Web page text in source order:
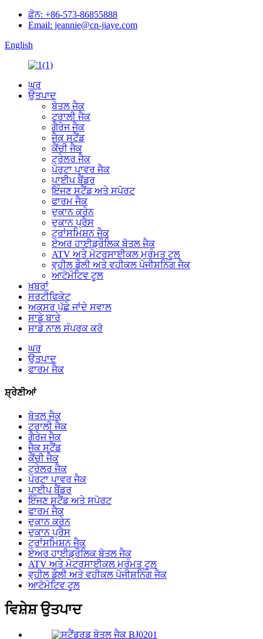
ਫ਼ੋਨ: +86-573-86855888
Email: jeannie@cn-jiaye.com
English
ਘਰ
ਉਤਪਾਦ
ਬੋਤਲ ਜੈਕ
ਟਰਾਲੀ ਜੈਕ
ਗੈਰੇਜ ਜੈਕ
ਜੈਕ ਸਟੈਂਡ
ਕੈਂਚੀ ਜੈਕ
ਟ੍ਰੇਲਰ ਜੈਕ
ਪੋਰਟਾ ਪਾਵਰ ਜੈਕ
ਪਾਈਪ ਬੈਂਡਰ
ਇੰਜਣ ਸਟੈਂਡ ਅਤੇ ਸਪੋਰਟ
ਫਾਰਮ ਜੈਕ
ਦੁਕਾਨ ਕਰੇਨ
ਦੁਕਾਨ ਪ੍ਰੈਸ
ਟ੍ਰਾਂਸਮਿਸ਼ਨ ਜੈਕ
ਏਅਰ ਹਾਈਡ੍ਰੌਲਿਕ ਬੋਤਲ ਜੈਕ
ATV ਅਤੇ ਮੋਟਰਸਾਈਕਲ ਮੁਰੰਮਤ ਟੂਲ
ਵ੍ਹੀਲ ਡੌਲੀ ਅਤੇ ਵਹੀਕਲ ਪੋਜੀਸ਼ਨਿੰਗ ਜੈਕ
ਆਟੋਮੋਟਿਵ ਟੂਲ
ਖ਼ਬਰਾਂ
ਸਰਟੀਫਿਕੇਟ
ਅਕਸਰ ਪੁੱਛੇ ਜਾਂਦੇ ਸਵਾਲ
ਸਾਡੇ ਬਾਰੇ
ਸਾਡੇ ਨਾਲ ਸੰਪਰਕ ਕਰੋ
ਘਰ
ਉਤਪਾਦ
ਫਾਰਮ ਜੈਕ
ਸ਼੍ਰੇਣੀਆਂ
ਬੋਤਲ ਜੈਕ
ਟਰਾਲੀ ਜੈਕ
ਗੈਰੇਜ ਜੈਕ
ਜੈਕ ਸਟੈਂਡ
ਕੈਂਚੀ ਜੈਕ
ਟ੍ਰੇਲਰ ਜੈਕ
ਪੋਰਟਾ ਪਾਵਰ ਜੈਕ
ਪਾਈਪ ਬੈਂਡਰ
ਇੰਜਣ ਸਟੈਂਡ ਅਤੇ ਸਪੋਰਟ
ਫਾਰਮ ਜੈਕ
ਦੁਕਾਨ ਕਰੇਨ
ਦੁਕਾਨ ਪ੍ਰੈਸ
ਟ੍ਰਾਂਸਮਿਸ਼ਨ ਜੈਕ
ਏਅਰ ਹਾਈਡ੍ਰੌਲਿਕ ਬੋਤਲ ਜੈਕ
ATV ਅਤੇ ਮੋਟਰਸਾਈਕਲ ਮੁਰੰਮਤ ਟੂਲ
ਵ੍ਹੀਲ ਡੌਲੀ ਅਤੇ ਵਹੀਕਲ ਪੋਜੀਸ਼ਨਿੰਗ ਜੈਕ
ਆਟੋਮੋਟਿਵ ਟੂਲ
ਵਿਸ਼ੇਸ਼ ਉਤਪਾਦ